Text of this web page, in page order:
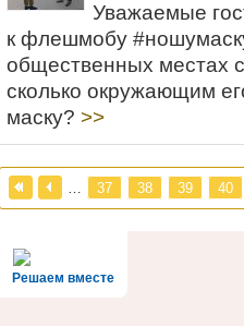
Уважаемые
к флешмобу
общественных местах
сколько окружающим
маску? >>
… 37 38 39 40
Решаем вместе